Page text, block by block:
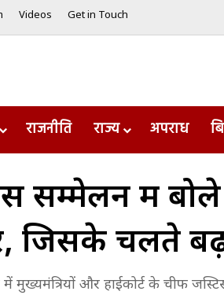
Videos Get in Touch
राजनीति राज्य अपराध
सम्मेलन में बोले
जिसके चलते
में मुख्यमंत्रियों और हाईकोर्ट के चीफ